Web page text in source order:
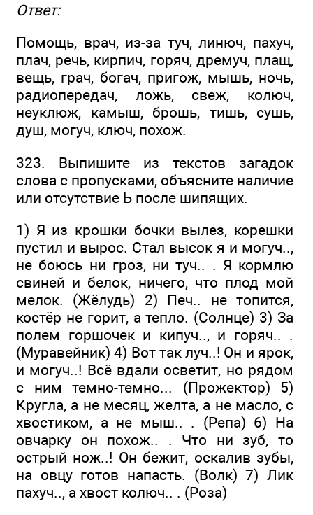
Ответ:
Помощь, врач, из-за туч, линюч, пахуч,
плач, речь, кирпич, горяч, дремуч, плащ,
вещь, грач, богач, пригож, мышь, ночь,
радиопередач, ложь, свеж, колюч,
неуклюж, камыш, брошь, тишь, сушь,
душ, могуч, ключ, похож.
323. Выпишите из текстов загадок
слова с пропусками, объясните наличие
или отсутствие Ь после шипящих.
1) Я из крошки бочки вылез, корешки
пустил и вырос. Стал высок я и могуч..,
не боюсь ни гроз, ни туч.. . Я кормлю
свиней и белок, ничего, что плод мой
мелок. (Жёлудь) 2) Печ.. не топится,
костёр не горит, а тепло. (Солнце) 3) За
полем горшочек и кипуч.., и горяч.. .
(Муравейник) 4) Вот так луч..! Он и ярок,
и могуч..! Всё вдали осветит, но рядом
с ним темно-темно... (Прожектор) 5)
Кругла, а не месяц, желта, а не масло, с
хвостиком, а не мыш.. . (Репа) 6) На
овчарку он похож.. . Что ни зуб, то
острый нож..! Он бежит, оскалив зубы,
на овцу готов напасть. (Волк) 7) Лик
пахуч.., а хвост колюч.. . (Роза)